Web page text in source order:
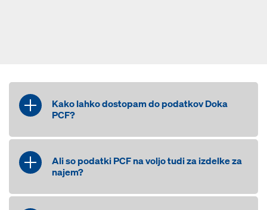
Kako lahko dostopam do podatkov Doka
PCF?
Naše stranke lahko do podatkov PCF
dostopajo na več načinov: Podatke
lahko posredujemo kot dodatek k
zbiramo tudi za vse izdelke, kupljene
Ali so podatki PCF na voljo tudi za izdelke za
najem?
Razlikujemo med najemom in primeri